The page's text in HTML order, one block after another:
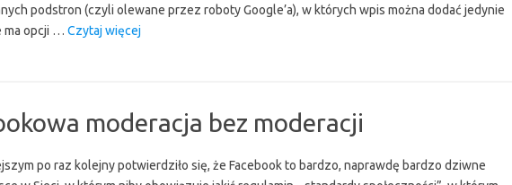
podstron (czyli olewane przez roboty Google’a), w których wpis można dodać jedynie
ma opcji … Czytaj więcej“Katalogi
„wartościowe””
moderacja bez moderacji
po raz kolejny potwierdziło się, że Facebook to bardzo, naprawdę bardzo dziwne